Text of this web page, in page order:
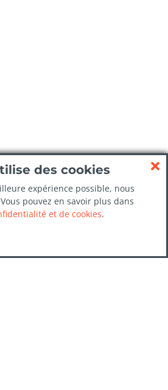
des cookies
expérience possible, nous
pouvez en savoir plus dans
et de cookies.